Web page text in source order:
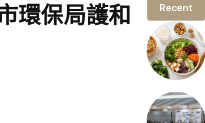
環保局護和
Recent